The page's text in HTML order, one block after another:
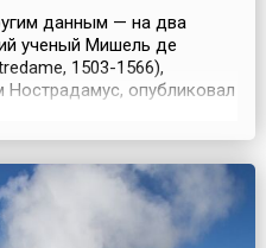
данным — на два
ученый Мишель де
1503-1566),
опубликовал
(фр. Prophéties
которые были